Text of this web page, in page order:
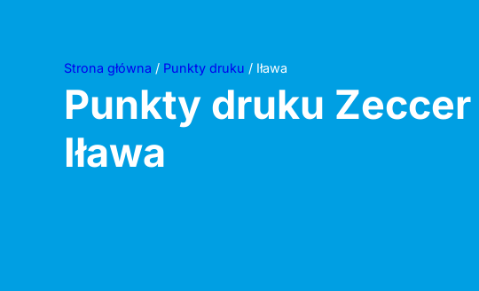
Strona główna / Punkty druku / Iława
Punkty druku Zeccer
Iława